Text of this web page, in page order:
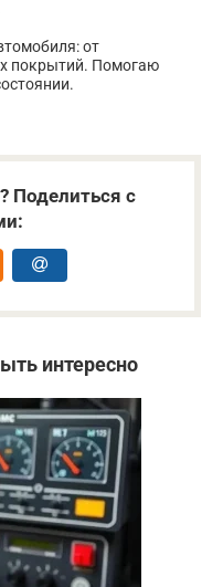
от
покрытий. Помогаю
Поделиться с
интересно